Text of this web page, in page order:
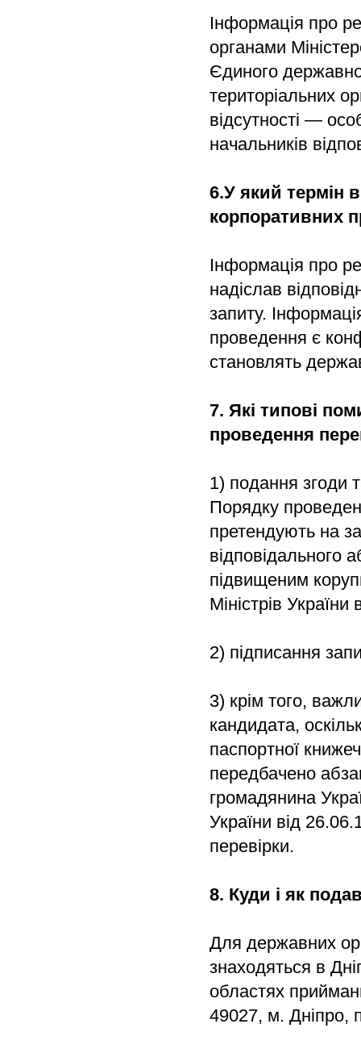
Інформація про
органами
Єдиного
територіальних
відсутності —
начальників
6.У який термін
корпоративних
Інформація про
надіслав
запиту.
проведення є
становлять
7. Які типові
проведення
1) подання згоди
Порядку
претендують на
відповідального
підвищеним
Міністрів
2) підписання
3) крім того,
кандидата,
паспортної
передбачено
громадянина
України від
перевірки.
8. Куди і як
Для державних
знаходяться в
областях
49027, м. Дніпро,